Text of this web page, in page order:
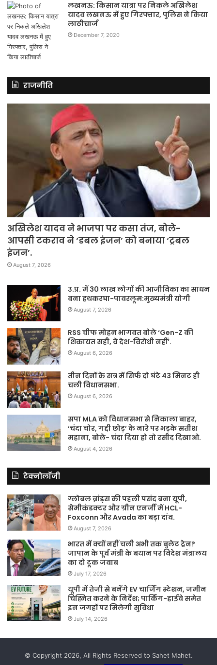
लखनऊ: किसान यात्रा पर निकले अखिलेश
यादव लखनऊ में हुए गिरफ्तार, पुलिस ने किया
लाठीचार्ज
December 7, 2020
राजनीति
अखिलेश यादव ने भाजपा पर कसा तंज, बोले-
आपसी टकराव ने ‘डबल इंजन’ को बनाया ‘ट्रबल
इंजन’.
August 7, 2026
उ.प्र. में 30 लाख लोगों की आजीविका का साधन
बना हथकरघा-पावरलूम:मुख्यमंत्री योगी
August 7, 2026
RSS चीफ मोहन भागवत बोले ‘Gen-Z की
शिकायत सही, वे देश-विरोधी नहीं’.
August 6, 2026
तीन दिनों के सत्र में सिर्फ दो घंटे 43 मिनट ही
चली विधानसभा.
August 6, 2026
सपा MLA को विधानसभा से निकाला बाहर,
‘चंदा चोर, गद्दी छोड़’ के नारे पर भड़के सतीश
महाना, बोले- चंदा दिया हो तो रसीद दिखाओ.
August 4, 2026
टेक्नोलॉजी
ग्लोबल ब्रांड्स की पहली पसंद बना यूपी,
सेमीकंडक्टर और ग्रीन एनर्जी में HCL-
Foxconn और Avada का बड़ा दांव.
August 7, 2026
भारत में क्यों नहीं चली अभी तक बुलेट ट्रेन?
जापान के पूर्व मंत्री के बयान पर विदेश मंत्रालय
का दो टूक जवाब
July 17, 2026
यूपी में तेजी से बनेंगे EV चार्जिंग स्टेशन, जमीन
चिह्नित करने के निर्देश; पार्किंग-हाईवे समेत
इन जगहों पर मिलेगी सुविधा
July 14, 2026
© Copyright 2026, All Rights Reserved to Sahet Mahet.